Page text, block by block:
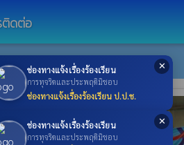
✕
ช่องทางแจ้งเรื่องร้องเรียน
การทุจริตและประพฤติมิชอบ
ช่องทางแจ้งเรื่องร้องเรียน ป.ป.ช.
✕
ช่องทางแจ้งเรื่องร้องเรียน
การทุจริตและประพฤติมิชอบ
ติดต่อ
×